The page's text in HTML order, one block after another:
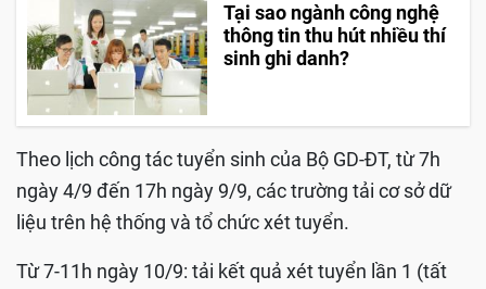
Tại sao ngành công nghệ
thông tin thu hút nhiều thí
sinh ghi danh?
Theo lịch công tác tuyển sinh của Bộ GD-ĐT, từ 7h
ngày 4/9 đến 17h ngày 9/9, các trường tải cơ sở dữ
liệu trên hệ thống và tổ chức xét tuyển.
Từ 7-11h ngày 10/9: tải kết quả xét tuyển lần 1 (tất